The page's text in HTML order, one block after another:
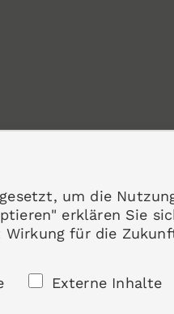
um die
erklären Sie
für die
Externe Inhalte